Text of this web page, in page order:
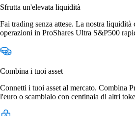
Sfrutta un'elevata liquidità
Fai trading senza attese. La nostra liquidità
operazioni in ProShares Ultra S&P500
Combina i tuoi asset
Connetti i tuoi asset al mercato. Combina
l'euro o scambialo con centinaia di altri